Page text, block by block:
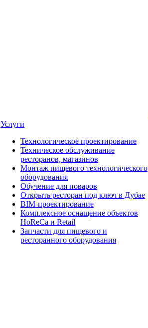
Услуги
Технологическое проектирование
Техническое обслуживание
ресторанов, магазинов
Монтаж пищевого технологического
оборудования
Обучение для поваров
Открыть ресторан под ключ в Дубае
BIM-проектирование
Комплексное оснащение объектов
HoReCa и Retail
Запчасти для пищевого и
ресторанного оборудования